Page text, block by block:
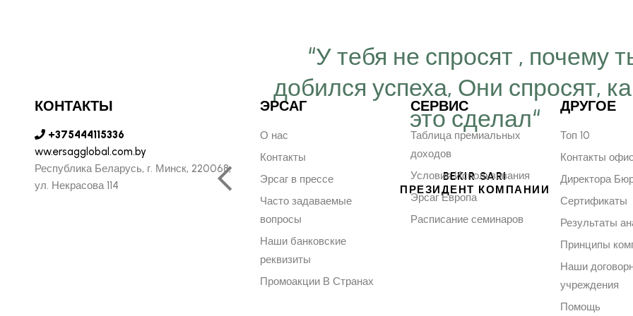
веру в
компанию Эрсаг"
“У тебя не спросят , почему
добился успеха, Они спросят,
это сделал“
BEKIR SARI
ПРЕЗИДЕНТ КОМПАНИИ
КОНТАКТЫ
+375444115336
ww.ersagglobal.com.by
Республика Беларусь, г. Минск, 220068,
ул. Некрасова 114
ЭРСАГ
О нас
Контакты
Эрсаг в прессе
Часто задаваемые
вопросы
Наши банковские
реквизиты
Промоакции В Странах
СЕРВИС
Таблица премиальных
доходов
Условия Использования
Эрсаг Европа
Расписание семинаров
ДРУГОЕ
Топ 10
Контакты
Директора
Сертификаты
Результаты
Принципы
Наши
учреждения
Помощь